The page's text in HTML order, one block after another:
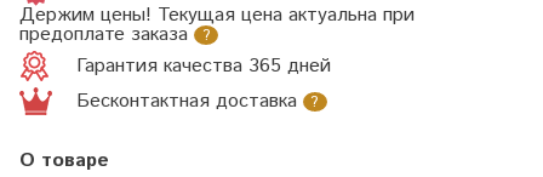
Держим цены! Текущая цена актуальна при
предоплате заказа ?
Гарантия качества 365 дней
Бесконтактная доставка
?
О товаре